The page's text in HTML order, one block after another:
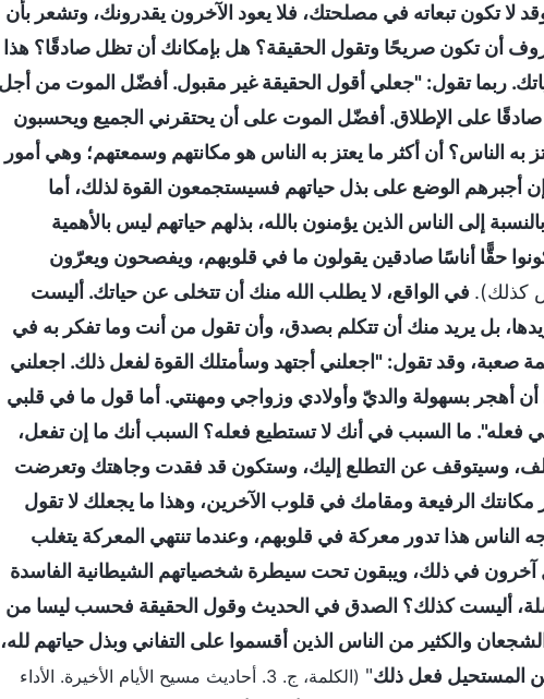
تكون تبعاته في مصلحتك، فلا يعود الآخرون يقدرونك، وتشعر بأن
تكون صريحًا وتقول الحقيقة؟ هل بإمكانك أن تظل صادقًا؟ هذا
ربما تقول: "جعلي أقول الحقيقة غير مقبول. أفضّل الموت من
صادقًا على الإطلاق. أفضّل الموت على أن يحتقرني الجميع ويحسبون
الناس؟ أن أكثر ما يعتز به الناس هو مكانتهم وسمعتهم؛ وهي أمور
إن أجبرهم الوضع على بذل حياتهم فسيستجمعون القوة لذلك، أما
إلى الناس الذين يؤمنون بالله، بذلهم حياتهم ليس بالأهمية
حقًّا أناسًا صادقين يقولون ما في قلوبهم، ويفصحون ويعرّون
كذلك). في الواقع، لا يطلب الله منك أن تتخلى عن حياتك. أليست
بل يريد منك أن تتكلم بصدق، وأن تقول من أنت وما تفكر به في
صعبة، وقد تقول: "اجعلني أجتهد وسأمتلك القوة لفعل ذلك. اجعلني
أهجر بسهولة والديّ وأولادي وزواجي ومهنتي. أما قول ما في قلبي
فعله". ما السبب في أنك لا تستطيع فعله؟ السبب أنك ما إن تفعل،
وسيتوقف عن التطلع إليك، وستكون قد فقدت وجاهتك وتعرضت
مكانتك الرفيعة ومقامك في قلوب الآخرين، وهذا ما يجعلك لا تقول
الناس هذا تدور معركة في قلوبهم، وعندما تنتهي المعركة يتغلب
آخرون في ذلك، ويبقون تحت سيطرة شخصياتهم الشيطانية الفاسدة
أليست كذلك؟ الصدق في الحديث وقول الحقيقة فحسب ليسا من
والكثير من الناس الذين أقسموا على التفاني وبذل حياتهم لله،
المستحيل فعل ذلك" (الكلمة، ج. 3. أحاديث مسيح الأيام الأخيرة. الأداء